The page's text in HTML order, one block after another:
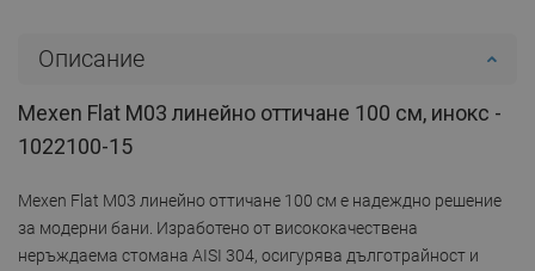
Описание
Mexen Flat M03 линейно оттичане 100 см, инокс -
1022100-15
Mexen Flat M03 линейно оттичане 100 см е надеждно решение
за модерни бани. Изработено от висококачествена
неръждаема стомана AISI 304, осигурява дълготрайност и